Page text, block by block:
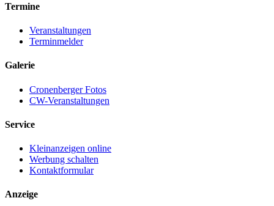
Termine
Veranstaltungen
Terminmelder
Galerie
Cronenberger Fotos
CW-Veranstaltungen
Service
Kleinanzeigen online
Werbung schalten
Kontaktformular
Anzeige